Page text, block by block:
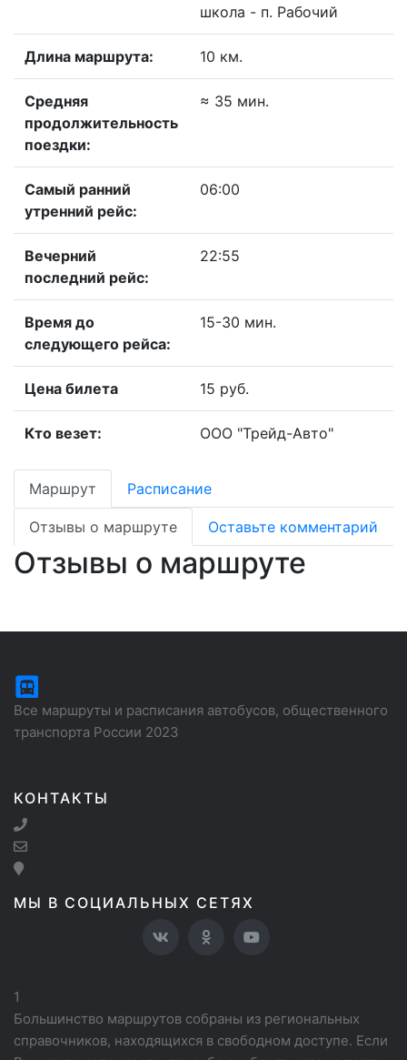
школа - п. Рабочий
Длина маршрута: 10 км.
Средняя
продолжительность
поездки:
≈ 35 мин.
Самый ранний
утренний рейс:
06:00
Вечерний
последний рейс:
22:55
Время до
следующего рейса:
15-30 мин.
Цена билета 15 руб.
Кто везет: ООО "Трейд-Авто"
Маршрут Расписание
Отзывы о маршруте Оставьте комментарий
Отзывы о маршруте
Все маршруты и расписания автобусов, общественного
транспорта России 2023
КОНТАКТЫ
МЫ В СОЦИАЛЬНЫХ СЕТЯХ
1
Большинство маршрутов собраны из региональных
справочников, находящихся в свободном доступе. Если